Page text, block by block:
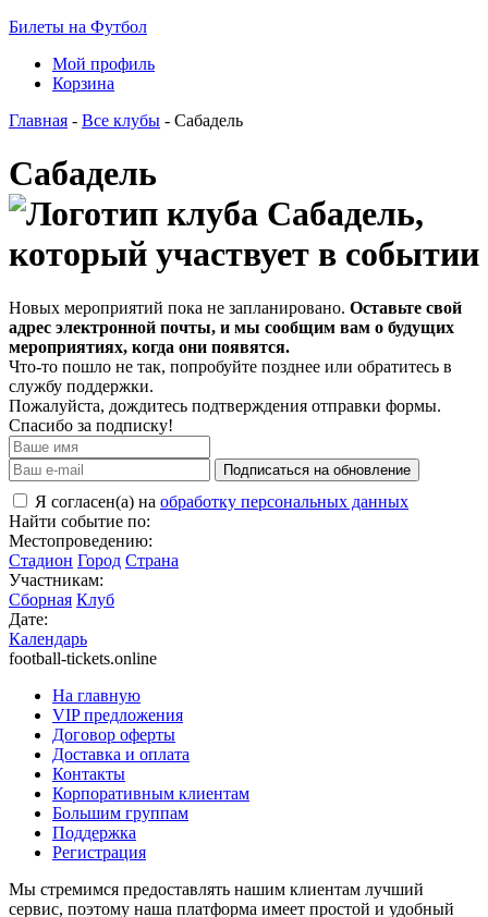
Билеты на Футбол
Мой профиль
Корзина
Главная - Все клубы - Сабадель
Сабадель
Новых мероприятий пока не запланировано. Оставьте свой
адрес электронной почты, и мы сообщим вам о будущих
мероприятиях, когда они появятся.
Что-то пошло не так, попробуйте позднее или обратитесь в
службу поддержки.
Пожалуйста, дождитесь подтверждения отправки формы.
Спасибо за подписку!
Подписаться на обновление
Я согласен(а) на обработку персональных данных
Найти событие по:
Местопроведению:
Стадион Город Страна
Участникам:
Сборная Клуб
Дате:
Календарь
football-tickets.online
На главную
VIP предложения
Договор оферты
Доставка и оплата
Контакты
Корпоративным клиентам
Большим группам
Поддержка
Регистрация
Мы стремимся предоставлять нашим клиентам лучший
сервис, поэтому наша платформа имеет простой и удобный